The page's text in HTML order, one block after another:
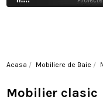
Acasa Mobiliere de Baie
Mobilier clasic